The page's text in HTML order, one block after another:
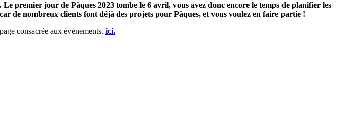
premier jour de Pâques 2023 tombe le 6 avril, vous avez donc encore le temps de planifier les
de nombreux clients font déjà des projets pour Pâques, et vous voulez en faire partie !
consacrée aux événements. ici.